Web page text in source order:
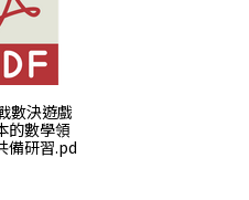
數決遊戲
的數學領
備研習.pd